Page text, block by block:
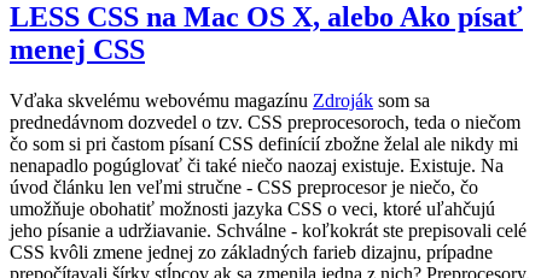
LESS CSS na Mac OS X, alebo Ako písať
menej CSS
Vďaka skvelému webovému magazínu Zdroják som sa
prednedávnom dozvedel o tzv. CSS preprocesoroch, teda o niečom
čo som si pri častom písaní CSS definícií zbožne želal ale nikdy mi
nenapadlo pogúglovať či také niečo naozaj existuje. Existuje. Na
úvod článku len veľmi stručne - CSS preprocesor je niečo, čo
umožňuje obohatiť možnosti jazyka CSS o veci, ktoré uľahčujú
jeho písanie a udržiavanie. Schválne - koľkokrát ste prepisovali celé
CSS kvôli zmene jednej zo základných farieb dizajnu, prípadne